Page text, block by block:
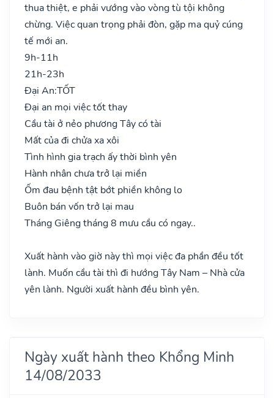
thua thiệt, e phải vướng vào vòng tù tội không
chừng. Việc quan trọng phải đòn, gặp ma quỷ cúng
tế mới an.
9h-11h
21h-23h
Đại An:TỐT
Đại an mọi việc tốt thay
Cầu tài ở nẻo phương Tây có tài
Mất của đi chửa xa xôi
Tình hình gia trạch ấy thời bình yên
Hành nhân chưa trở lại miền
Ốm đau bệnh tật bớt phiền không lo
Buôn bán vốn trở lại mau
Tháng Giêng tháng 8 mưu cầu có ngay..
Xuất hành vào giờ này thì mọi việc đa phần đều tốt
lành. Muốn cầu tài thì đi hướng Tây Nam – Nhà cửa
yên lành. Người xuất hành đều bình yên.
Ngày xuất hành theo Khổng Minh
14/08/2033